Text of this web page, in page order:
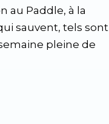
au Paddle, à la
sauvent, tels sont
pleine de